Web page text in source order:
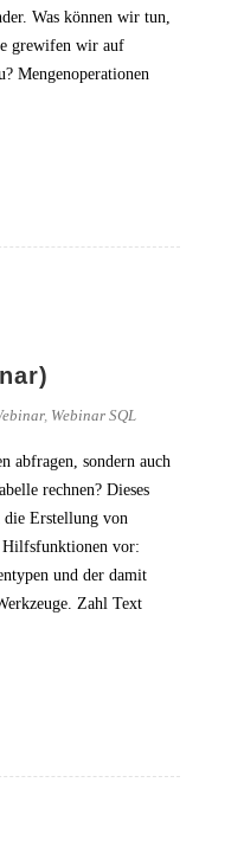
Was können wir tun,
grewifen wir auf
Mengenoperationen
, Webinar SQL
abfragen, sondern auch
rechnen? Dieses
Erstellung von
Hilfsfunktionen vor:
und der damit
Zahl Text